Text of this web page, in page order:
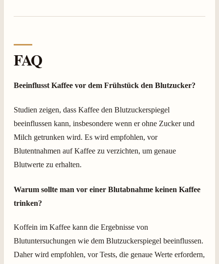
FAQ
Beeinflusst Kaffee vor dem Frühstück den Blutzucker?
Studien zeigen, dass Kaffee den Blutzuckerspiegel
beeinflussen kann, insbesondere wenn er ohne Zucker und
Milch getrunken wird. Es wird empfohlen, vor
Blutentnahmen auf Kaffee zu verzichten, um genaue
Blutwerte zu erhalten.
Warum sollte man vor einer Blutabnahme keinen Kaffee
trinken?
Koffein im Kaffee kann die Ergebnisse von
Blutuntersuchungen wie dem Blutzuckerspiegel beeinflussen.
Daher wird empfohlen, vor Tests, die genaue Werte erfordern,